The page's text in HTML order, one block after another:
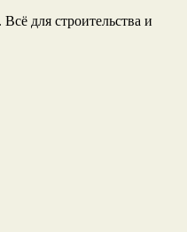
для строительства и